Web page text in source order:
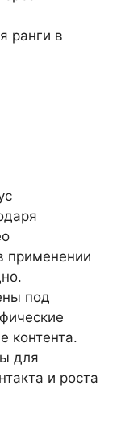
ранги в
применении
под
контента.
для
и роста